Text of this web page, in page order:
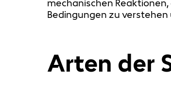
mechanischen
Bedingungen zu
Arten der